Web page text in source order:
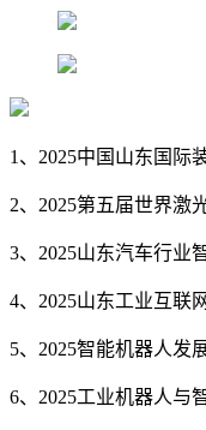
1、2025中国山东国际
2、2025第五届世界激
3、2025山东汽车行业
4、2025山东工业互联
5、2025智能机器人发
6、2025工业机器人与